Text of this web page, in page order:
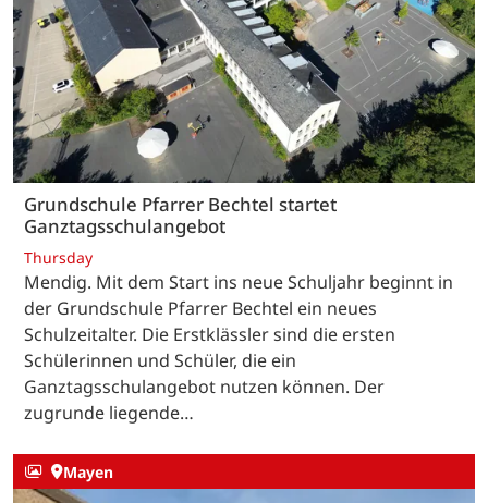
Grundschule Pfarrer Bechtel startet
Ganztagsschulangebot
Thursday
Mendig. Mit dem Start ins neue Schuljahr beginnt in
der Grundschule Pfarrer Bechtel ein neues
Schulzeitalter. Die Erstklässler sind die ersten
Schülerinnen und Schüler, die ein
Ganztagsschulangebot nutzen können. Der
zugrunde liegende…
Mayen